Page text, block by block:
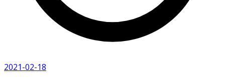
2021-02-18